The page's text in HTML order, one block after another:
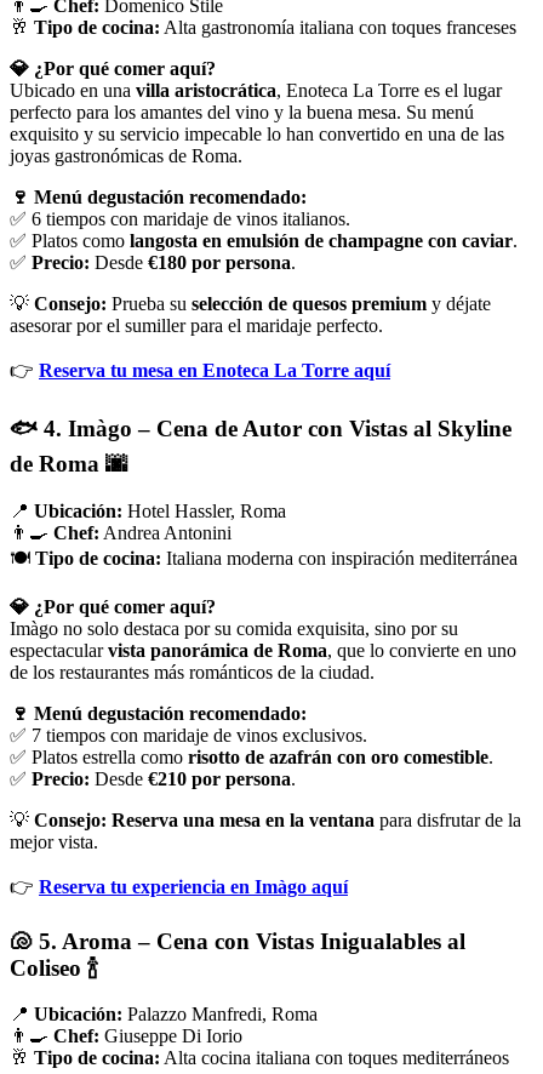
👨‍🍳 Chef: Domenico Stile
🥂 Tipo de cocina: Alta gastronomía italiana con toques franceses
💎 ¿Por qué comer aquí?
Ubicado en una villa aristocrática, Enoteca La Torre es el lugar
perfecto para los amantes del vino y la buena mesa. Su menú
exquisito y su servicio impecable lo han convertido en una de las
joyas gastronómicas de Roma.
🍷 Menú degustación recomendado:
✅ 6 tiempos con maridaje de vinos italianos.
✅ Platos como langosta en emulsión de champagne con caviar.
✅ Precio: Desde €180 por persona.
💡 Consejo: Prueba su selección de quesos premium y déjate
asesorar por el sumiller para el maridaje perfecto.
👉 Reserva tu mesa en Enoteca La Torre aquí
🐟 4. Imàgo – Cena de Autor con Vistas al Skyline
de Roma 🌆
📍 Ubicación: Hotel Hassler, Roma
👨‍🍳 Chef: Andrea Antonini
🍽️ Tipo de cocina: Italiana moderna con inspiración mediterránea
💎 ¿Por qué comer aquí?
Imàgo no solo destaca por su comida exquisita, sino por su
espectacularvista panorámica de Roma, que lo convierte en uno
de los restaurantes más románticos de la ciudad.
🍷 Menú degustación recomendado:
✅ 7 tiempos con maridaje de vinos exclusivos.
✅ Platos estrella como risotto de azafrán con oro comestible.
✅ Precio: Desde €210 por persona.
💡 Consejo: Reserva una mesa en la ventana para disfrutar de la
mejor vista.
👉 Reserva tu experiencia en Imàgo aquí
🐚 5. Aroma – Cena con Vistas Inigualables al
Coliseo 🍾
📍 Ubicación: Palazzo Manfredi, Roma
👨‍🍳 Chef: Giuseppe Di Iorio
🥂 Tipo de cocina: Alta cocina italiana con toques mediterráneos